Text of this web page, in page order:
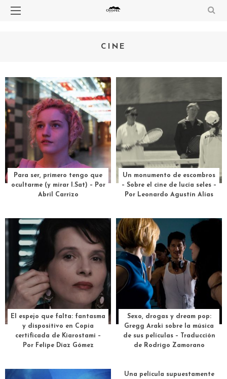
CINE
Para ser, primero tengo que
ocultarme (y mirar I.Sat) – Por
Abril Carrizo
Un monumento de escombros
– Sobre el cine de lucía seles –
Por Leonardo Agustín Alías
El espejo que falta: fantasma
y dispositivo en Copia
certificada de Kiarostami –
Por Felipe Díaz Gómez
Sexo, drogas y dream pop:
Gregg Araki sobre la música
de sus películas – Traducción
de Rodrigo Zamorano
Una película supuestamente